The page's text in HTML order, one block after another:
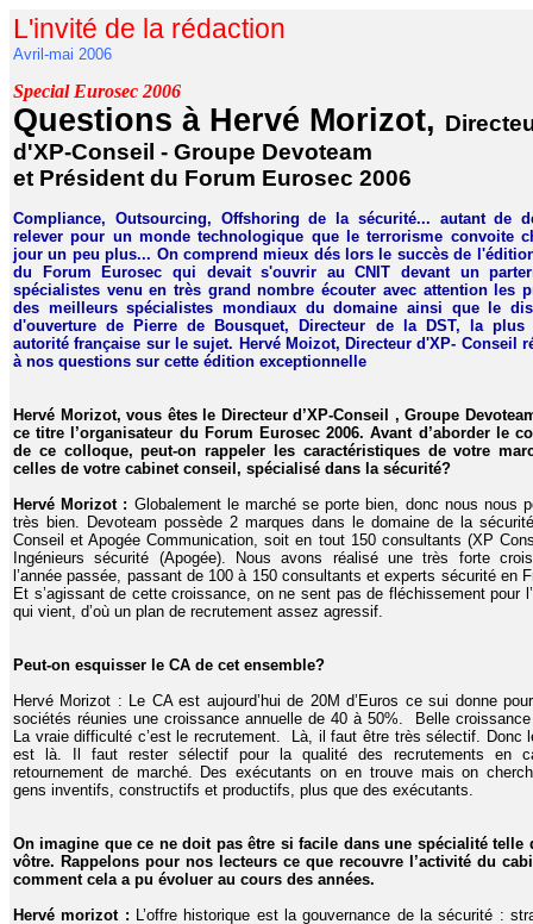
L'invité de la rédaction
Avril-mai 2006
Special Eurosec 2006
Questions à Hervé Morizot,
d'XP-Conseil - Groupe Devoteam
et Président du Forum Eurosec 2006
Compliance, Outsourcing, Offshoring de la sécurité... autant de
relever pour un monde technologique que le terrorisme convoite
jour un peu plus... On comprend mieux dés lors le succès de
du Forum Eurosec qui devait s'ouvrir au CNIT devant un
spécialistes venu en très grand nombre écouter avec attention les
des meilleurs spécialistes mondiaux du domaine ainsi que le
d'ouverture de Pierre de Bousquet, Directeur de la DST, la plus
autorité française sur le sujet. Hervé Moizot, Directeur d'XP- Conseil
à nos questions sur cette édition exceptionnelle
Hervé Morizot, vous êtes le Directeur d’XP-Conseil , Groupe
ce titre l’organisateur du Forum Eurosec 2006. Avant d’aborder le
de ce colloque, peut-on rappeler les caractéristiques de votre
celles de votre cabinet conseil, spécialisé dans la sécurité?
Hervé Morizot : Globalement le marché se porte bien, donc nous nous
très bien. Devoteam possède 2 marques dans le domaine de la
Conseil et Apogée Communication, soit en tout 150 consultants (XP
Ingénieurs sécurité (Apogée). Nous avons réalisé une très forte
l’année passée, passant de 100 à 150 consultants et experts sécurité en
Et s’agissant de cette croissance, on ne sent pas de fléchissement pour
qui vient, d’où un plan de recrutement assez agressif.
Peut-on esquisser le CA de cet ensemble?
Hervé Morizot : Le CA est aujourd’hui de 20M d’Euros ce sui donne
sociétés réunies une croissance annuelle de 40 à 50%. Belle
La vraie difficulté c’est le recrutement. Là, il faut être très sélectif. Donc
est là. Il faut rester sélectif pour la qualité des recrutements en
retournement de marché. Des exécutants on en trouve mais on
gens inventifs, constructifs et productifs, plus que des exécutants.
On imagine que ce ne doit pas être si facile dans une spécialité telle
vôtre. Rappelons pour nos lecteurs ce que recouvre l’activité du
comment cela a pu évoluer au cours des années.
Hervé morizot : L’offre historique est la gouvernance de la sécurité :